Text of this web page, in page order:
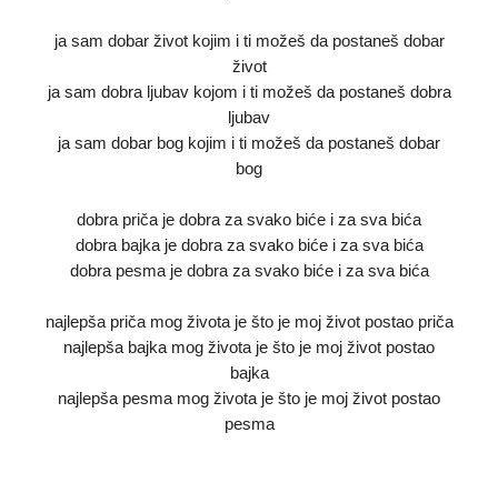
ja sam dobar život kojim i ti možeš da postaneš dobar
život
ja sam dobra ljubav kojom i ti možeš da postaneš dobra
ljubav
ja sam dobar bog kojim i ti možeš da postaneš dobar
bog
dobra priča je dobra za svako biće i za sva bića
dobra bajka je dobra za svako biće i za sva bića
dobra pesma je dobra za svako biće i za sva bića
najlepša priča mog života je što je moj život postao priča
najlepša bajka mog života je što je moj život postao
bajka
najlepša pesma mog života je što je moj život postao
pesma